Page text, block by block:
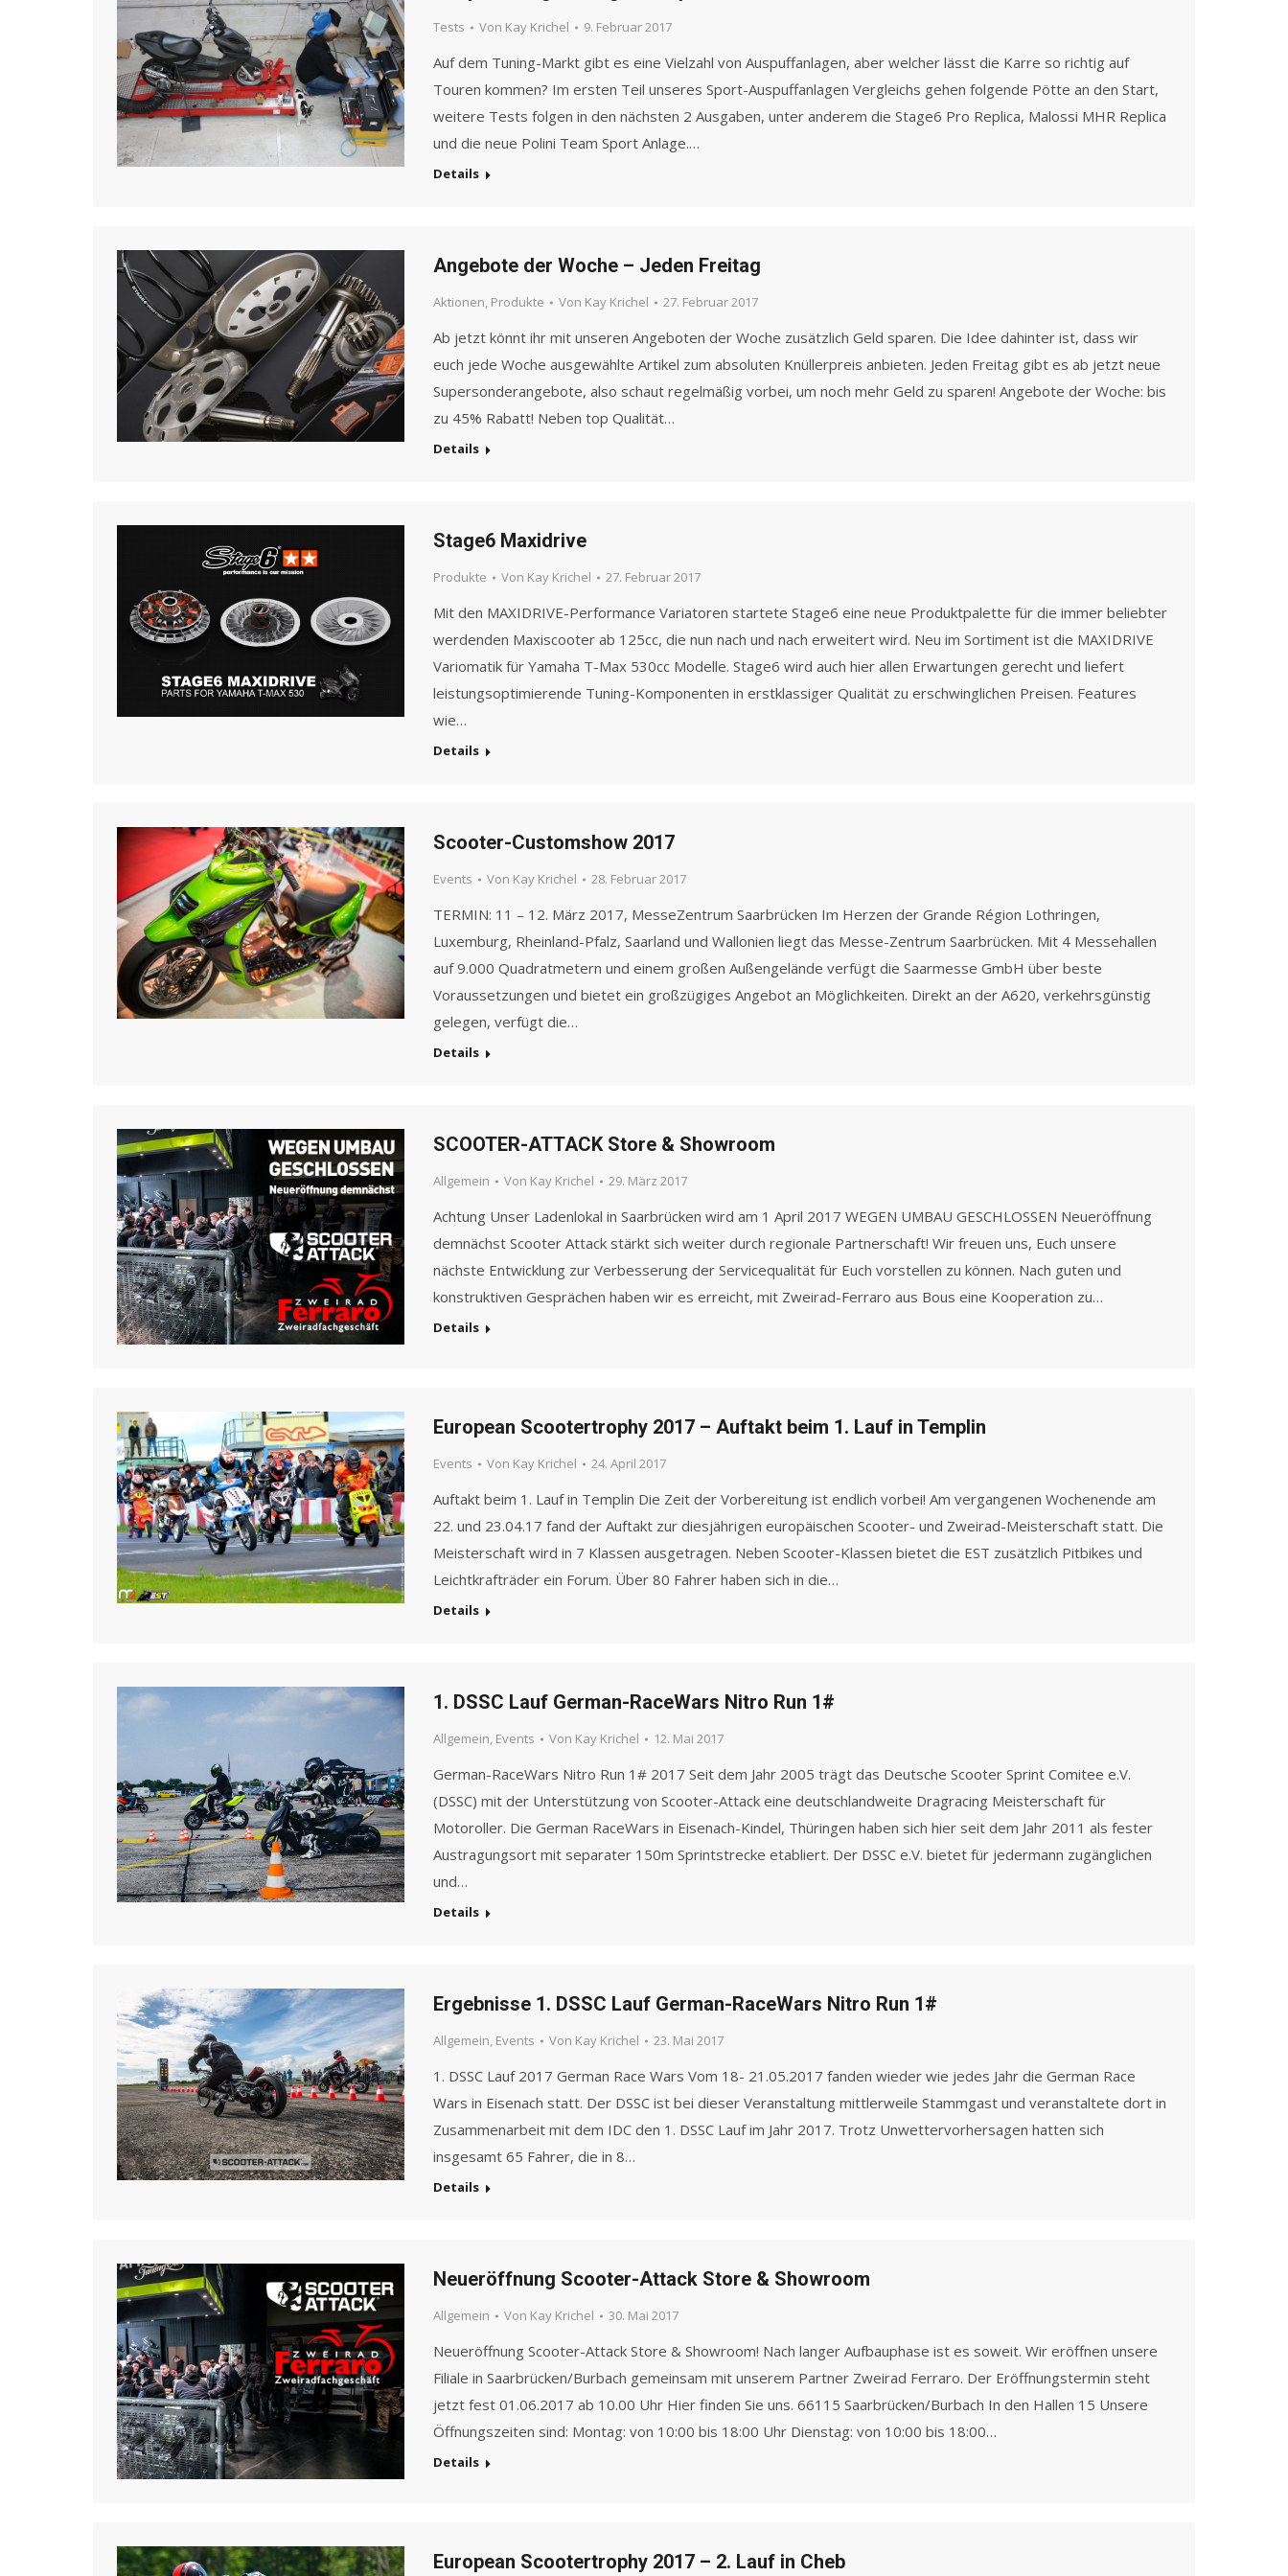
Tests Von Kay Krichel 9. Februar 2017
Auf dem Tuning-Markt gibt es eine Vielzahl von Auspuffanlagen, aber welcher lässt die Karre so richtig auf
Touren kommen? Im ersten Teil unseres Sport-Auspuffanlagen Vergleichs gehen folgende Pötte an den Start,
weitere Tests folgen in den nächsten 2 Ausgaben, unter anderem die Stage6 Pro Replica, Malossi MHR Replica
und die neue Polini Team Sport Anlage.…
Details
Angebote der Woche – Jeden Freitag
Aktionen, Produkte Von Kay Krichel 27. Februar 2017
Ab jetzt könnt ihr mit unseren Angeboten der Woche zusätzlich Geld sparen. Die Idee dahinter ist, dass wir
euch jede Woche ausgewählte Artikel zum absoluten Knüllerpreis anbieten. Jeden Freitag gibt es ab jetzt neue
Supersonderangebote, also schaut regelmäßig vorbei, um noch mehr Geld zu sparen! Angebote der Woche: bis
zu 45% Rabatt! Neben top Qualität…
Details
Stage6 Maxidrive
Produkte Von Kay Krichel 27. Februar 2017
Mit den MAXIDRIVE-Performance Variatoren startete Stage6 eine neue Produktpalette für die immer beliebter
werdenden Maxiscooter ab 125cc, die nun nach und nach erweitert wird. Neu im Sortiment ist die MAXIDRIVE
Variomatik für Yamaha T-Max 530cc Modelle. Stage6 wird auch hier allen Erwartungen gerecht und liefert
leistungsoptimierende Tuning-Komponenten in erstklassiger Qualität zu erschwinglichen Preisen. Features
wie…
Details
Scooter-Customshow 2017
Events Von Kay Krichel 28. Februar 2017
TERMIN: 11 – 12. März 2017, MesseZentrum Saarbrücken Im Herzen der Grande Région Lothringen,
Luxemburg, Rheinland-Pfalz, Saarland und Wallonien liegt das Messe-Zentrum Saarbrücken. Mit 4 Messehallen
auf 9.000 Quadratmetern und einem großen Außengelände verfügt die Saarmesse GmbH über beste
Voraussetzungen und bietet ein großzügiges Angebot an Möglichkeiten. Direkt an der A620, verkehrsgünstig
gelegen, verfügt die…
Details
SCOOTER-ATTACK Store & Showroom
Allgemein Von Kay Krichel 29. März 2017
Achtung Unser Ladenlokal in Saarbrücken wird am 1 April 2017 WEGEN UMBAU GESCHLOSSEN Neueröffnung
demnächst Scooter Attack stärkt sich weiter durch regionale Partnerschaft! Wir freuen uns, Euch unsere
nächste Entwicklung zur Verbesserung der Servicequalität für Euch vorstellen zu können. Nach guten und
konstruktiven Gesprächen haben wir es erreicht, mit Zweirad-Ferraro aus Bous eine Kooperation zu…
Details
European Scootertrophy 2017 – Auftakt beim 1. Lauf in Templin
Events Von Kay Krichel 24. April 2017
Auftakt beim 1. Lauf in Templin Die Zeit der Vorbereitung ist endlich vorbei! Am vergangenen Wochenende am
22. und 23.04.17 fand der Auftakt zur diesjährigen europäischen Scooter- und Zweirad-Meisterschaft statt. Die
Meisterschaft wird in 7 Klassen ausgetragen. Neben Scooter-Klassen bietet die EST zusätzlich Pitbikes und
Leichtkrafträder ein Forum. Über 80 Fahrer haben sich in die…
Details
1. DSSC Lauf German-RaceWars Nitro Run 1#
Allgemein, Events Von Kay Krichel 12. Mai 2017
German-RaceWars Nitro Run 1# 2017 Seit dem Jahr 2005 trägt das Deutsche Scooter Sprint Comitee e.V.
(DSSC) mit der Unterstützung von Scooter-Attack eine deutschlandweite Dragracing Meisterschaft für
Motoroller. Die German RaceWars in Eisenach-Kindel, Thüringen haben sich hier seit dem Jahr 2011 als fester
Austragungsort mit separater 150m Sprintstrecke etabliert. Der DSSC e.V. bietet für jedermann zugänglichen
und…
Details
Ergebnisse 1. DSSC Lauf German-RaceWars Nitro Run 1#
Allgemein, Events Von Kay Krichel 23. Mai 2017
1. DSSC Lauf 2017 German Race Wars Vom 18- 21.05.2017 fanden wieder wie jedes Jahr die German Race
Wars in Eisenach statt. Der DSSC ist bei dieser Veranstaltung mittlerweile Stammgast und veranstaltete dort in
Zusammenarbeit mit dem IDC den 1. DSSC Lauf im Jahr 2017. Trotz Unwettervorhersagen hatten sich
insgesamt 65 Fahrer, die in 8…
Details
Neueröffnung Scooter-Attack Store & Showroom
Allgemein Von Kay Krichel 30. Mai 2017
Neueröffnung Scooter-Attack Store & Showroom! Nach langer Aufbauphase ist es soweit. Wir eröffnen unsere
Filiale in Saarbrücken/Burbach gemeinsam mit unserem Partner Zweirad Ferraro. Der Eröffnungstermin steht
jetzt fest 01.06.2017 ab 10.00 Uhr Hier finden Sie uns. 66115 Saarbrücken/Burbach In den Hallen 15 Unsere
Öffnungszeiten sind: Montag: von 10:00 bis 18:00 Uhr Dienstag: von 10:00 bis 18:00…
Details
European Scootertrophy 2017 – 2. Lauf in Cheb